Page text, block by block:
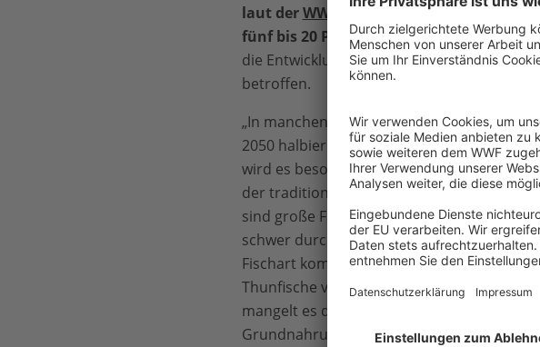
laut derWWF-Studie die Fisch-Biomasse
fünf bis 20 Prozent verringern.Am
die Entwicklungsländer nahe dem Äquator
betroffen.
„In manchen Ländern wird sich der
2050 halbieren. Von den untersuchten
wird es besonders hart die Philippinen
der traditionellen Thunfisch-
sind große Fangverluste zu erwarten, die
schwer durch einen Wechsel auf eine
Fischart kompensieren lassen.
Thunfische von der Küste des Inselstaates,
mangelt es der Bevölkerung an einem
Grundnahrungsmittel und Einkommen“,